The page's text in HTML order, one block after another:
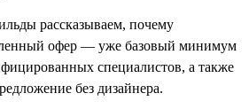
рассказываем, почему
офер — уже базовый минимум
специалистов, а также
без дизайнера.